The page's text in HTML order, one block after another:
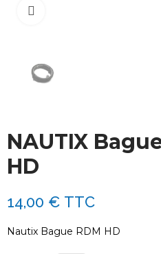
NAUTIX
HD
14,00 € TTC
Nautix Bague RDM HD